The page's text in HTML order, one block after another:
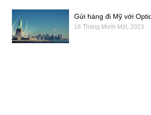
Gửi hàng đi Mỹ với
18 Tháng Mười Một, 2023